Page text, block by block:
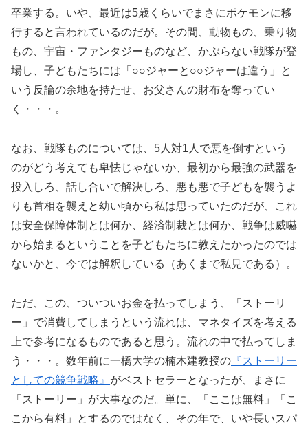
卒業する。いや、最近は5歳くらいでまさにポケモンに移
行すると言われているのだが。その間、動物もの、乗り物
もの、宇宙・ファンタジーものなど、かぶらない戦隊が登
場し、子どもたちには「○○ジャーと○○ジャーは違う」と
いう反論の余地を持たせ、お父さんの財布を奪ってい
く・・・。
なお、戦隊ものについては、5人対1人で悪を倒すという
のがどう考えても卑怯じゃないか、最初から最強の武器を
投入しろ、話し合いで解決しろ、悪も悪で子どもを襲うよ
りも首相を襲えと幼い頃から私は思っていたのだが、これ
は安全保障体制とは何か、経済制裁とは何か、戦争は威嚇
から始まるということを子どもたちに教えたかったのでは
ないかと、今では解釈している（あくまで私見である）。
ただ、この、ついついお金を払ってしまう、「ストーリ
ー」で消費してしまうという流れは、マネタイズを考える
上で参考になるものであると思う。流れの中で払ってしま
う・・・。数年前に一橋大学の楠木建教授の 『ストーリー
としての競争戦略』 がベストセラーとなったが、まさに
「ストーリー」が大事なのだ。単に、「ここは無料」「こ
こから有料」とするのではなく、その年で、いや長いスパ